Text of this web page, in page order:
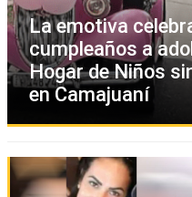
La emotiva
cumpleaños a
Hogar de Niños
en Camajuaní